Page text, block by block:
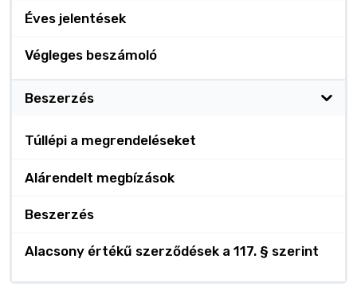
Éves jelentések
Végleges beszámoló
Beszerzés
Túllépi a megrendeléseket
Alárendelt megbízások
Beszerzés
Alacsony értékű szerződések a 117. § szerint